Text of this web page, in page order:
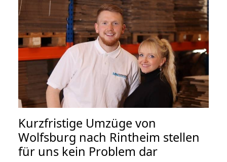
Kurzfristige Umzüge von
Wolfsburg nach Rintheim stellen
für uns kein Problem dar